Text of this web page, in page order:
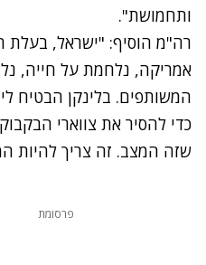
ותחמושת".
רה"מ הוסיף: "ישראל, בעלת
אמריקה, נלחמת על חייה,
המשותפים. בלינקן הבטיח
כדי להסיר את צווארי
שזה המצב. זה צריך להיות
פרסומת